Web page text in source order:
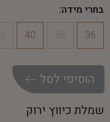
בחרי מידה:
36
40
הוסיפי לסל
שמלת כיווץ ירוק